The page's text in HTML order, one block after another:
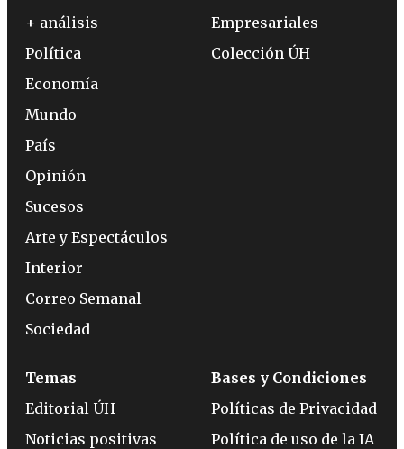
+ análisis
Política
Economía
Mundo
País
Opinión
Sucesos
Arte y Espectáculos
Interior
Correo Semanal
Sociedad
Empresariales
Colección ÚH
Temas
Editorial ÚH
Noticias positivas
Bases y Condiciones
Políticas de Privacidad
Política de uso de la IA